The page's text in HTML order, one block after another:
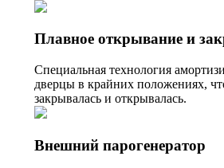
Плавное открывание и
Специальная технология
дверцы в крайних положениях,
закрывалась и открывалась.
Внешний парогенератор